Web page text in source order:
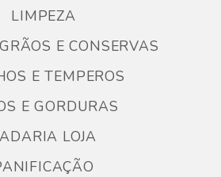
LIMPEZA
E CONSERVAS
E TEMPEROS
E GORDURAS
LOJA